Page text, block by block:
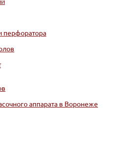
перфоратора
аппарата в Воронеже